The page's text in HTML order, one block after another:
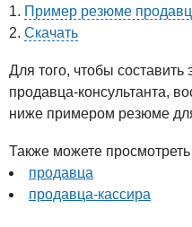
Пример резюме
Скачать
Для того, чтобы
продавца-консультанта,
ниже примером резюме
Также можете
продавца
продавца-кассира